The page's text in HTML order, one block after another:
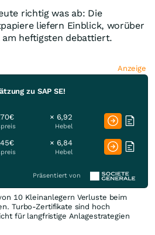
richtig was ab: Die
liefern Einblick, worüber
heftigsten debattiert.
Anzeige
zu SAP SE!
× 6,92
Hebel
× 6,84
Hebel
Präsentiert von
10 Kleinanlegern Verluste beim
Turbo-Zertifikate sind hoch
für langfristige Anlagestrategien